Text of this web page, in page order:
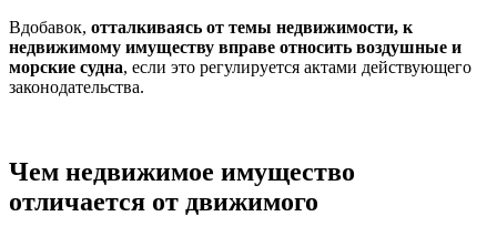
Вдобавок, отталкиваясь от темы недвижимости, к
недвижимому имуществу вправе относить воздушные и
морские судна, если это регулируется актами действующего
законодательства.
Чем недвижимое имущество
отличается от движимого